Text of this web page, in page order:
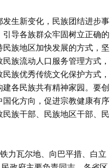
生新变化，民族团结进步事
导各族群众牢固树立正确的
族地区加快发展的方式，坚
族流动人口服务管理方式，
族优秀传统文化保护方式，
各民族共有精神家园。要创
化方向，促进宗教健康有序
族干部、民族地区干部、民
力瓦尔地、向巴平措、白立